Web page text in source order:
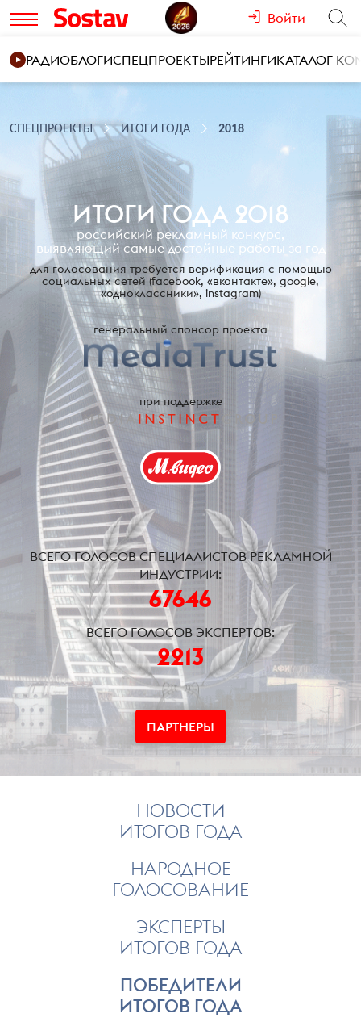
Войти
РАДИОБЛОГИСПЕЦПРОЕКТЫРЕЙТИНГИКАТАЛОГ
СПЕЦПРОЕКТЫ ИТОГИ ГОДА 2018
генеральный спонсор проекта
при поддержке
ВСЕГО ГОЛОСОВ СПЕЦИАЛИСТОВ РЕКЛАМНОЙ
ИНДУСТРИИ:
67646
ВСЕГО ГОЛОСОВ ЭКСПЕРТОВ:
2213
ПАРТНЕРЫ
ИТОГИ ГОДА 2018
российский рекламный конкурс,
выявляющий самые достойные работы за год
для голосования требуется верификация с помощью
социальных сетей (facebook, «вконтакте», google,
«одноклассники», instagram)
НОВОСТИ
ИТОГОВ ГОДА
НАРОДНОЕ
ГОЛОСОВАНИЕ
ЭКСПЕРТЫ
ИТОГОВ ГОДА
ПОБЕДИТЕЛИ
ИТОГОВ ГОДА